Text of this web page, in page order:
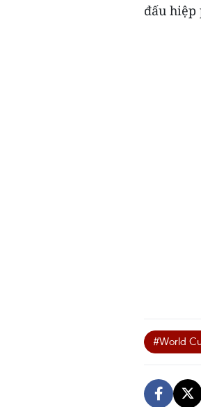
đấu hiệp
#World